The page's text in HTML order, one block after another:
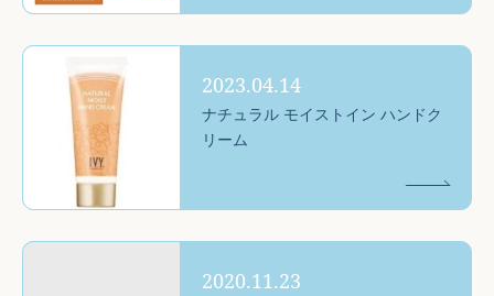
2023.04.14
ナチュラル モイストイン ハンドク
リーム
2020.11.23